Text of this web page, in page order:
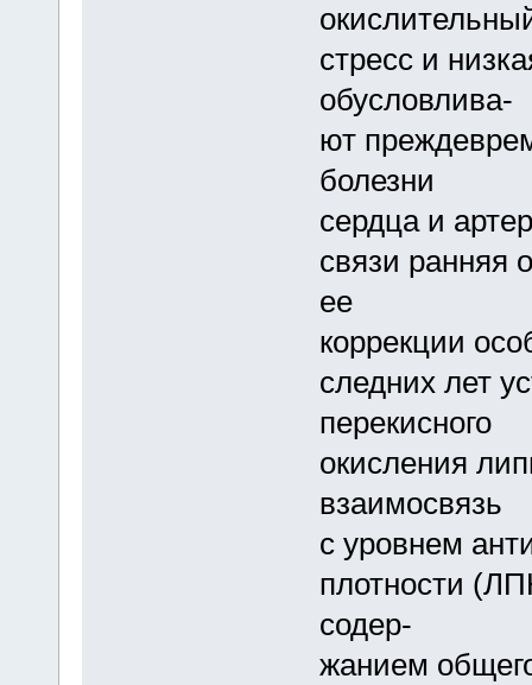
стресс и
обусловлива-
ют
болезни
сердца и
связи ранняя
ее
коррекции
следних лет
перекисного
окисления
взаимосвязь
с уровнем
плотности
содер-
жанием